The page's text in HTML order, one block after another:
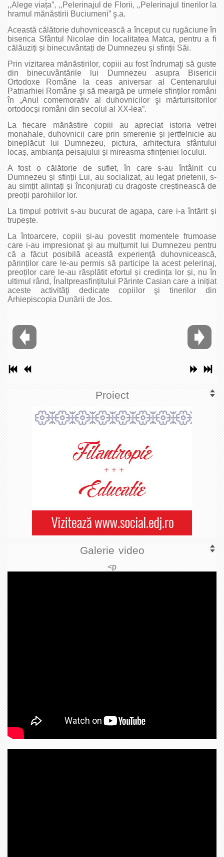
,,Alege viața”, ,,Pelerinajul de Florii, ,,Pelerinajul tinerilor la
hramul mănăstirii Buciumeni” ş.a.
Această călătorie duhovnicească a început cu rugăciune în
biserica Sfântul Nicolae din localitatea Matca, pentru a fi
călăuziți și binecuvântați de Dumnezeu și sfinții Săi.
Prin vizitarea mănăstirilor, copiii au fost îndrumaţi să guste
din binecuvântările lui Dumnezeu asupra Bisericii
Ortodoxe Române la ceas aniversar al Centenarului
Patriarhiei Române şi să meargă pe urmele sfinților români
în „Anul comemorativ al duhovnicilor şi mărturisitorilor
ortodocși români din secolul al XX-lea”.
La fiecare mănăstire copiii au apreciat istoria vetrei
monahale, duhovnicii care prin smerenie și jertfelnicie au
bineplăcut lui Dumnezeu, pictura, arhitectura sfântului
locaș, ambianța peisajului și mireasma sfințeniei locului.
A fost o călătorie de suflet, în care s-au întâlnit cu
Dumnezeu și sfinții Lui, au socializat, au legat prietenii, s-
au simțit alintați și înconjurați cu dragoste creștinească de
preoții parohiilor lor.
La timpul potrivit s-au bucurat de agapa, care i-a întărit și
trupește.
La întoarcere, copiii și-au povestit momentele frumoase
care i-au impresionat şi au mulțumit lui Dumnezeu pentru
că a făcut posibilă această experiență duhovnicească,
părinților care le-au permis să participe la acest pelerinaj,
preoților care le-au răsplătit efortul și credința lor și, nu în
ultimul rând, Înaltpreasfințitului Părinte Casian care a inițiat
aceste activităţi dedicate copiilor şi tinerilor din
Arhiepiscopia Dunării de Jos.
Proiect
Galerie video
<p